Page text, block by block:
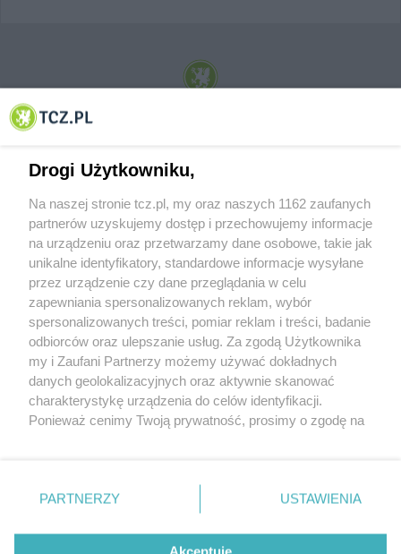
© 2001-2026 Tczew - TCZ.PL Sp. z o.o. Internetowy Serwis Informacyjny Miasta
O FIRMIE POLITYKA PRYWATNOŚCI HOSTING
REKLAMA WSPÓŁPRACA RSS FACEBOOK KONTAKT
Nasze serwisy
Aktualności
Tcz24
Historia miasta
Muzyka i kultura
Archiwum wydarzeń
Zdjęcia miasta
Drogi Użytkowniku,
Na naszej stronie tcz.pl, my oraz naszych 1162 zaufanych
partnerów uzyskujemy dostęp i przechowujemy informacje
na urządzeniu oraz przetwarzamy dane osobowe, takie jak
unikalne identyfikatory, standardowe informacje wysyłane
przez urządzenie czy dane przeglądania w celu
zapewniania spersonalizowanych reklam, wybór
spersonalizowanych treści, pomiar reklam i treści, badanie
odbiorców oraz ulepszanie usług. Za zgodą Użytkownika
my i Zaufani Partnerzy możemy używać dokładnych
danych geolokalizacyjnych oraz aktywnie skanować
charakterystykę urządzenia do celów identyfikacji.
Ponieważ cenimy Twoją prywatność, prosimy o zgodę na
znajdujący się w lewym dolnym rogu strony
. Niektóre
PARTNERZY USTAWIENIA
Akceptuję